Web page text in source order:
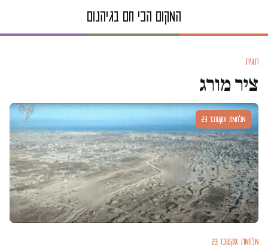
תגית
ציר מורג
מלחמת אוקטובר 23
מלחמת אוקטובר 23